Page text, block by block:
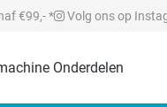
€99,- * Volg ons op
Onderdelen